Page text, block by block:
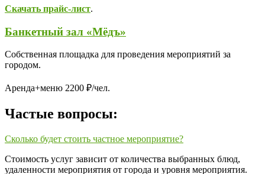
Скачать прайс-лист.
Банкетный зал «Мёдъ»
Собственная площадка для проведения мероприятий за
городом.
Аренда+меню 2200 ₽/чел.
Частые вопросы:
Сколько будет стоить частное мероприятие?
Стоимость услуг зависит от количества выбранных блюд,
удаленности мероприятия от города и уровня мероприятия.